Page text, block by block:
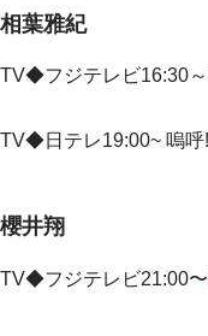
相葉雅紀
TV◆フジテレビ16:30
TV◆日テレ19:00~ 嗚
櫻井翔
TV◆フジテレビ21:00〜